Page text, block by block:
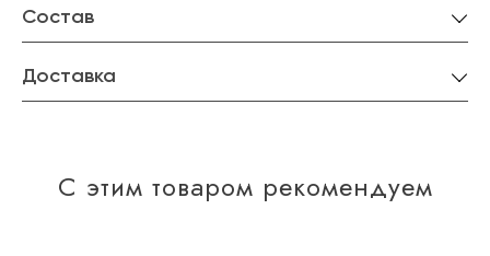
Состав
Доставка
С этим товаром рекомендуем